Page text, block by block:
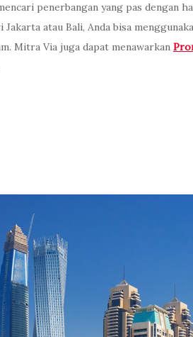
penerbangan yang pas dengan
atau Bali, Anda bisa
Mitra Via juga dapat menawarkan